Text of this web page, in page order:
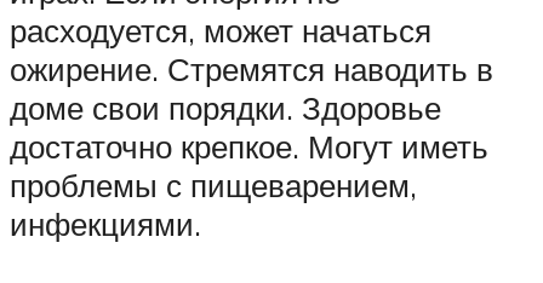
расходуется, может начаться
ожирение. Стремятся наводить в
доме свои порядки. Здоровье
достаточно крепкое. Могут иметь
проблемы с пищеварением,
инфекциями.